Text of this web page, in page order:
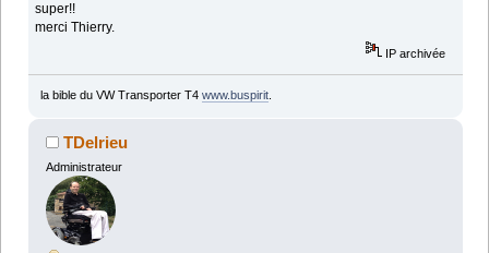
super!!
merci Thierry.
IP archivée
la bible du VW Transporter T4 www.buspirit.
TDelrieu
Administrateur